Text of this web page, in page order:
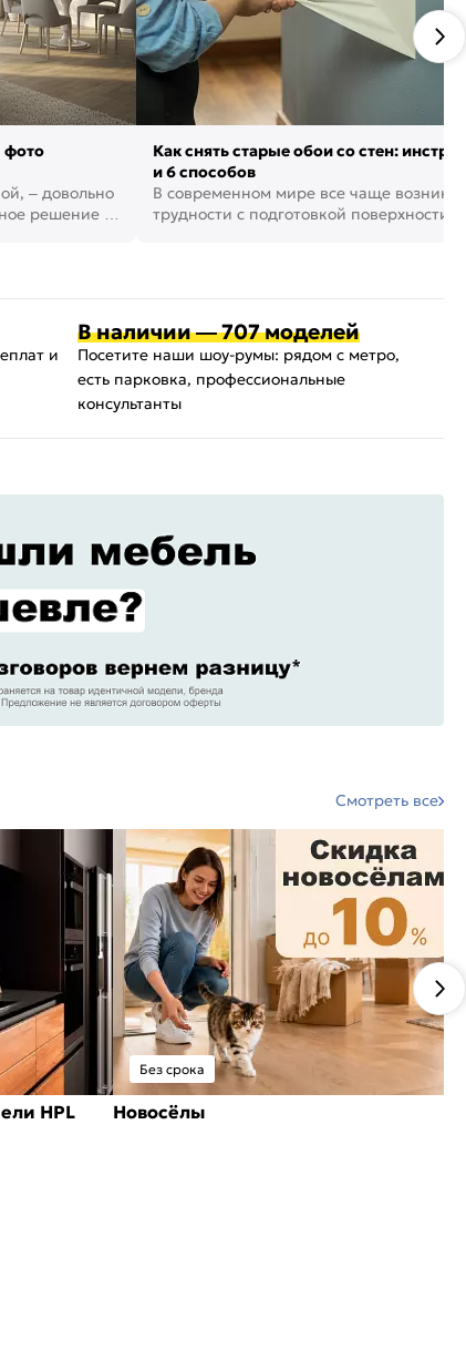
фото
– довольно
решение в
Как снять старые обои со стен:
и 6 способов
В современном мире все чаще
трудности с подготовкой поверхности
и
В наличии — 707 моделей
Посетите наши шоу-румы: рядом с метро,
есть парковка, профессиональные
консультанты
Смотреть все
HPL
Без срока
Новосёлы